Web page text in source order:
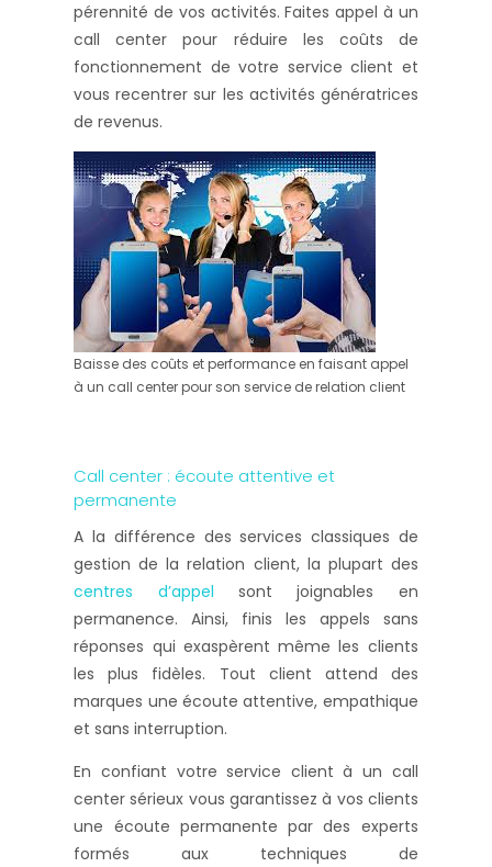
pérennité de vos activités. Faites appel à un
call center pour réduire les coûts de
fonctionnement de votre service client et
vous recentrer sur les activités génératrices
de revenus.
Baisse des coûts et performance en faisant appel
à un call center pour son service de relation client
Call center : écoute attentive et
permanente
A la différence des services classiques de
gestion de la relation client, la plupart des
centres d’appel sont joignables en
permanence. Ainsi, finis les appels sans
réponses qui exaspèrent même les clients
les plus fidèles. Tout client attend des
marques une écoute attentive, empathique
et sans interruption.
En confiant votre service client à un call
center sérieux vous garantissez à vos clients
une écoute permanente par des experts
formés aux techniques de